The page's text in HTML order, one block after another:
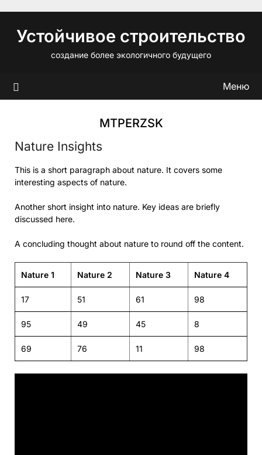
содержимому
Устойчивое строительство
создание более экологичного будущего
Меню
MTPERZSK
Nature Insights
This is a short paragraph about nature. It covers some
interesting aspects of nature.
Another short insight into nature. Key ideas are briefly
discussed here.
A concluding thought about nature to round off the content.
Nature 1 Nature 2 Nature 3 Nature 4
17 51 61 98
95 49 45 8
69 76 11 98